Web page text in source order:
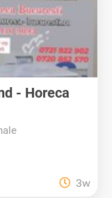
- Horeca
3w